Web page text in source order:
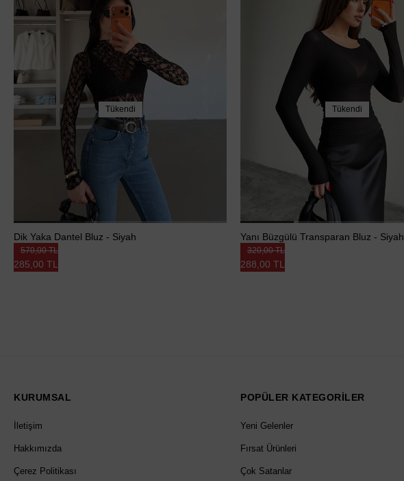
Tükendi
Dik Yaka Dantel Bluz - Siyah
285,00 TL
570,00 TL
Tükendi
Yanı Büzgülü Transparan Bluz - Siyah
288,00 TL
320,00 TL
KURUMSAL
İletişim
Hakkımızda
Çerez Politikası
POPÜLER KATEGORİLER
Yeni Gelenler
Fırsat Ürünleri
Çok Satanlar